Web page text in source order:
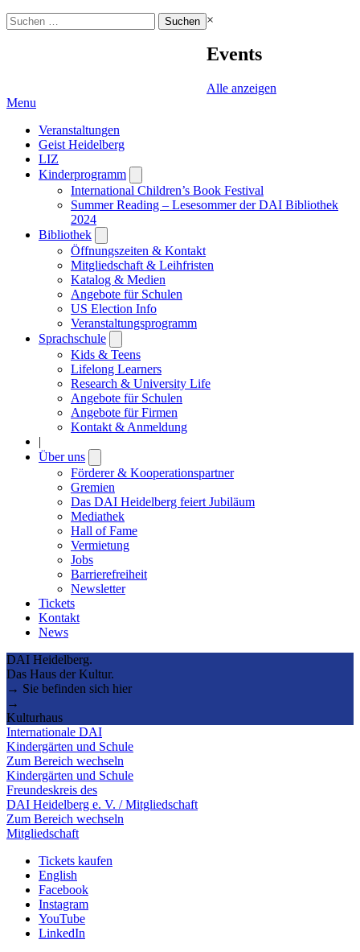
Suchen
nach:
×
Events
Alle anzeigen
Menu
Veranstaltungen
Geist Heidelberg
LIZ
Kinderprogramm
submenu
International Children’s Book Festival
Summer Reading – Lesesommer der DAI Bibliothek
2024
Bibliothek
submenu
Öffnungszeiten & Kontakt
Mitgliedschaft & Leihfristen
Katalog & Medien
Angebote für Schulen
US Election Info
Veranstaltungsprogramm
Sprachschule
submenu
Kids & Teens
Lifelong Learners
Research & University Life
Angebote für Schulen
Angebote für Firmen
Kontakt & Anmeldung
|
Über uns
submenu
Förderer & Kooperationspartner
Gremien
Das DAI Heidelberg feiert Jubiläum
Mediathek
Hall of Fame
Vermietung
Jobs
Barrierefreiheit
Newsletter
Tickets
Kontakt
News
DAI Heidelberg.
Das Haus der Kultur.
→ Sie befinden sich hier
→
Kulturhaus
Internationale DAI
Kindergärten und Schule
Zum Bereich wechseln
Kindergärten und Schule
Freundeskreis des
DAI Heidelberg e. V. / Mitgliedschaft
Zum Bereich wechseln
Mitgliedschaft
Tickets kaufen
English
Facebook
Instagram
YouTube
LinkedIn